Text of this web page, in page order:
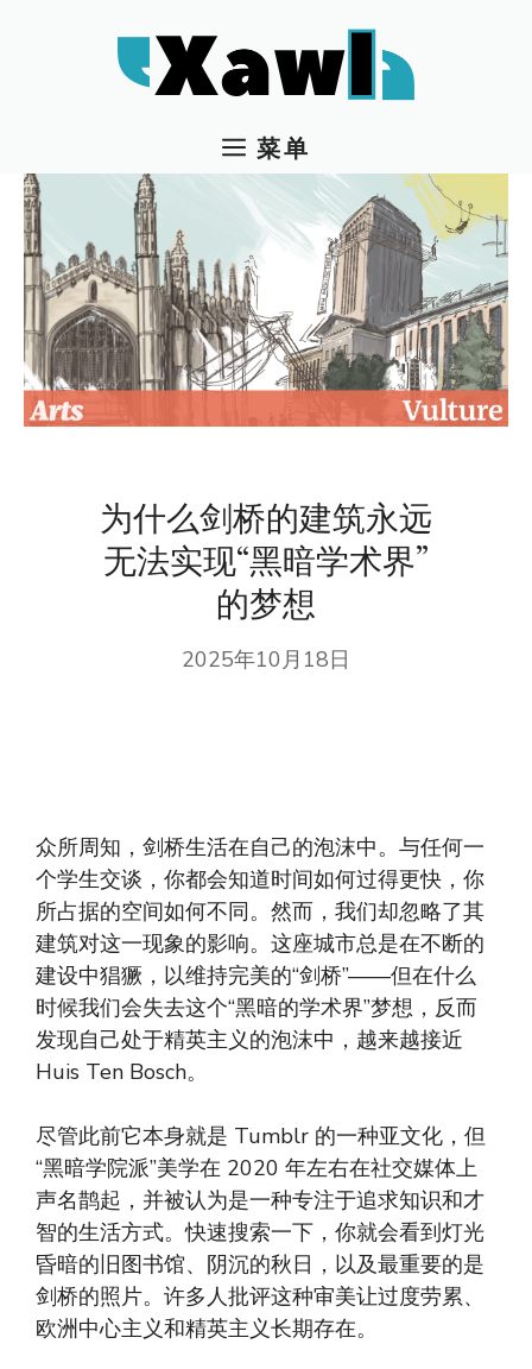
菜单
为什么剑桥的建筑永远
无法实现“黑暗学术界”
的梦想
2025年10月18日
众所周知，剑桥生活在自己的泡沫中。与任何一
个学生交谈，你都会知道时间如何过得更快，你
所占据的空间如何不同。然而，我们却忽略了其
建筑对这一现象的影响。这座城市总是在不断的
建设中猖獗，以维持完美的“剑桥”——但在什么
时候我们会失去这个“黑暗的学术界”梦想，反而
发现自己处于精英主义的泡沫中，越来越接近
Huis Ten Bosch。
尽管此前它本身就是 Tumblr 的一种亚文化，但
“黑暗学院派”美学在 2020 年左右在社交媒体上
声名鹊起，并被认为是一种专注于追求知识和才
智的生活方式。快速搜索一下，你就会看到灯光
昏暗的旧图书馆、阴沉的秋日，以及最重要的是
剑桥的照片。许多人批评这种审美让过度劳累、
欧洲中心主义和精英主义长期存在。